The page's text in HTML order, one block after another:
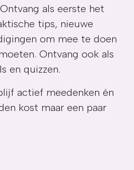
als eerste het
tips, nieuwe
om mee te doen
Ontvang ook als
en quizzen.
actief meedenken én
kost maar een paar